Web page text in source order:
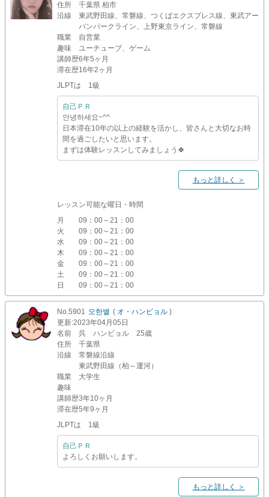
住所
千葉県 柏市
沿線
東武野田線、常磐線、つくばエクスプレス線、東武アー
バンパークライン、上野東京ライン、常磐線
職業
自営業
趣味
ユーチューブ、ゲーム
講師歴6年5ヶ月
滞在歴16年2ヶ月
JLPTは 1級
自己ＰＲ
안녕하세요~^^
日本滞在10年の以上の経験を活かし、皆さんと大切なお時
間を過ごしたいと思います。
まずは体験レッスンしてみましょう🍀
もっと詳しく ＞
レッスン可能な曜日・時間
月
09：00～21：00
火
09：00～21：00
水
09：00～21：00
木
09：00～21：00
金
09：00～21：00
土
09：00～21：00
日
09：00～21：00
No.5901 오한별 ( オ・ハンビョル )
更新:2023年04月05日
名前
呉 ハンビョル 25歳
住所
千葉県
沿線
常磐線沿線
東武野田線（柏～運河）
職業
大学生
趣味
講師歴3年10ヶ月
滞在歴5年9ヶ月
JLPTは 1級
自己ＰＲ
よろしくお願いします。
もっと詳しく ＞